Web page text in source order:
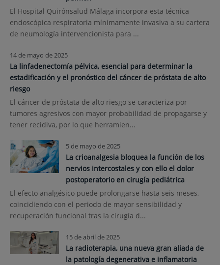
El Hospital Quirónsalud Málaga incorpora esta técnica
endoscópica respiratoria mínimamente invasiva a su cartera
de neumología intervencionista para ...
14 de mayo de 2025
La linfadenectomía pélvica, esencial para determinar la
estadificación y el pronóstico del cáncer de próstata de alto
riesgo
El cáncer de próstata de alto riesgo se caracteriza por
tumores agresivos con mayor probabilidad de propagarse y
tener recidiva, por lo que herramien...
5 de mayo de 2025
La crioanalgesia bloquea la función de los
nervios intercostales y con ello el dolor
postoperatorio en cirugía pediátrica
El efecto analgésico puede prolongarse hasta seis meses,
coincidiendo con el periodo de mayor sensibilidad y
recuperación funcional tras la cirugía d...
15 de abril de 2025
La radioterapia, una nueva gran aliada de
la patología degenerativa e inflamatoria